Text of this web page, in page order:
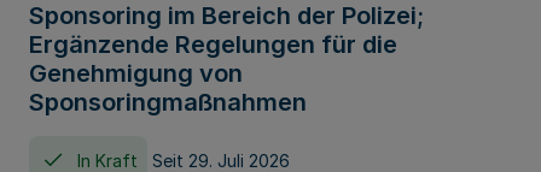
Sponsoring im Bereich der Polizei;
Ergänzende Regelungen für die
Genehmigung von
Sponsoringmaßnahmen
In Kraft Seit 29. Juli 2026